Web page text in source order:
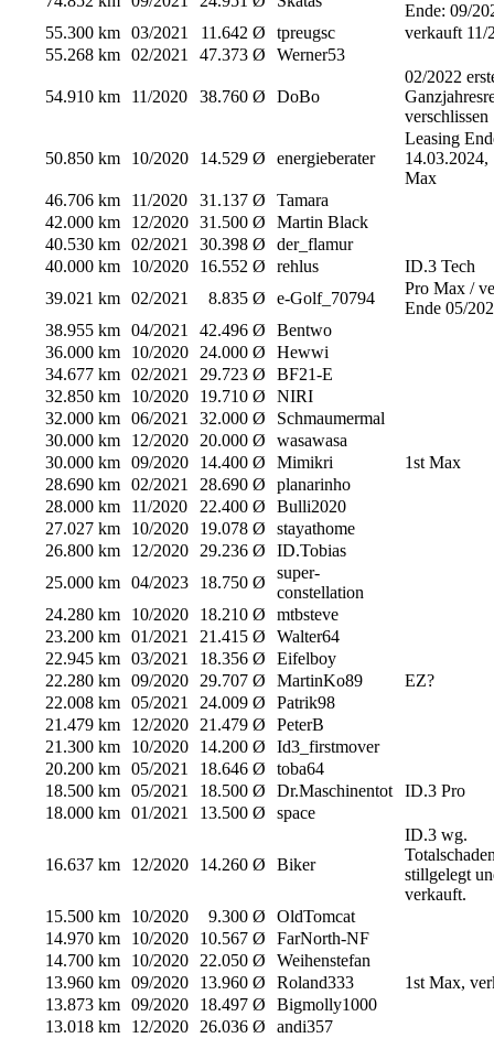
Ende: 09/
55.300 km 03/2021 11.642 Ø tpreugsc
verkauft 11/
55.268 km 02/2021 47.373 Ø Werner53
54.910 km 11/2020 38.760 Ø DoBo
02/2022
verschlissen
50.850 km 10/2020 14.529 Ø energieberater
Leasing
14.03.2024,
Max
46.706 km
11/2020 31.137 Ø
Tamara
42.000 km
12/2020 31.500 Ø
Martin Black
40.530 km 02/2021 30.398 Ø
der_flamur
40.000 km
10/2020 16.552 Ø rehlus
ID.3 Tech
39.021 km 02/2021 8.835 Ø e-Golf_70794
Pro Max /
Ende 05/
38.955 km 04/2021 42.496 Ø
Bentwo
36.000 km
10/2020 24.000 Ø
Hewwi
34.677 km 02/2021 29.723 Ø
BF21-E
32.850 km
10/2020 19.710 Ø
NIRI
32.000 km 06/2021 32.000 Ø
Schmaumermal
30.000 km
12/2020 20.000 Ø
wasawasa
30.000 km 09/2020 14.400 Ø Mimikri
1st Max
28.690 km 02/2021 28.690 Ø
planarinho
28.000 km
11/2020 22.400 Ø
Bulli2020
27.027 km
10/2020 19.078 Ø
stayathome
26.800 km
12/2020 29.236 Ø
ID.Tobias
25.000 km 04/2023 18.750 Ø
super-
constellation
24.280 km
10/2020 18.210 Ø
mtbsteve
23.200 km 01/2021 21.415 Ø
Walter64
22.945 km 03/2021 18.356 Ø
Eifelboy
22.280 km 09/2020 29.707 Ø MartinKo89
EZ?
22.008 km 05/2021 24.009 Ø
Patrik98
21.479 km
12/2020 21.479 Ø
PeterB
21.300 km
10/2020 14.200 Ø
Id3_firstmover
20.200 km 05/2021 18.646 Ø
toba64
18.500 km 05/2021 18.500 Ø Dr.Maschinentot
ID.3 Pro
18.000 km 01/2021 13.500 Ø space
16.637 km 12/2020 14.260 Ø Biker
ID.3 wg.
stillgelegt
verkauft.
15.500 km
10/2020 9.300 Ø
OldTomcat
14.970 km
10/2020 10.567 Ø
FarNorth-NF
14.700 km
10/2020 22.050 Ø
Weihenstefan
13.960 km 09/2020 13.960 Ø Roland333
1st Max,
13.873 km 09/2020 18.497 Ø
Bigmolly1000
13.018 km
12/2020 26.036 Ø
andi357